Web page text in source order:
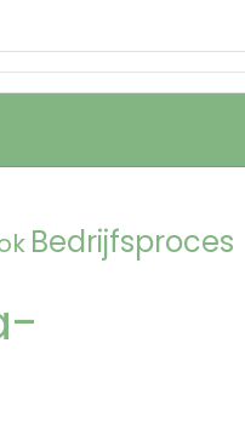
Bedrijfsproces